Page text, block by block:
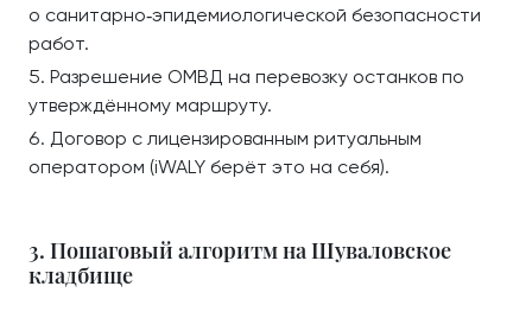
о санитарно‑эпидемиологической безопасности
работ.
Разрешение ОМВД на перевозку останков по
утверждённому маршруту.
Договор с лицензированным ритуальным
оператором (iWALY берёт это на себя).
3. Пошаговый алгоритм на Шуваловское
кладбище